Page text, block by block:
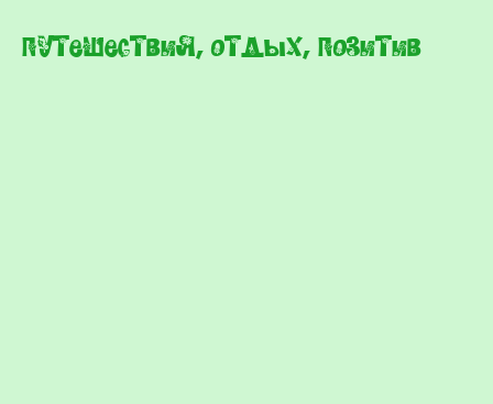
Путешествия, отдых, позитив